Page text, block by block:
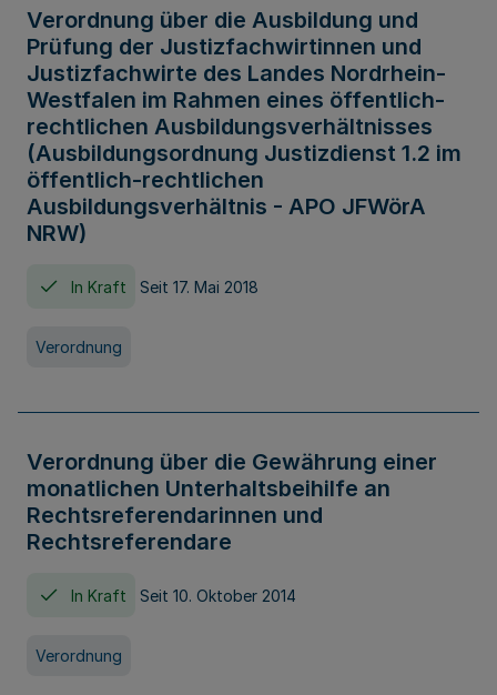
Verordnung über die Ausbildung und
Prüfung der Justizfachwirtinnen und
Justizfachwirte des Landes Nordrhein-
Westfalen im Rahmen eines öffentlich-
rechtlichen Ausbildungsverhältnisses
(Ausbildungsordnung Justizdienst 1.2 im
öffentlich-rechtlichen
Ausbildungsverhältnis - APO JFWörA
NRW)
In Kraft Seit 17. Mai 2018
Verordnung
Verordnung über die Gewährung einer
monatlichen Unterhaltsbeihilfe an
Rechtsreferendarinnen und
Rechtsreferendare
In Kraft Seit 10. Oktober 2014
Verordnung